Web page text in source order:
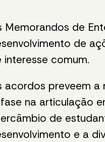
Memorandos de
de
interesse comum.
acordos preveem
na articulação
de
e a